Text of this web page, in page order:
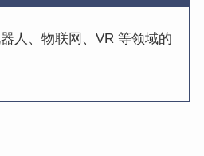
人、物联网、VR 等领域的